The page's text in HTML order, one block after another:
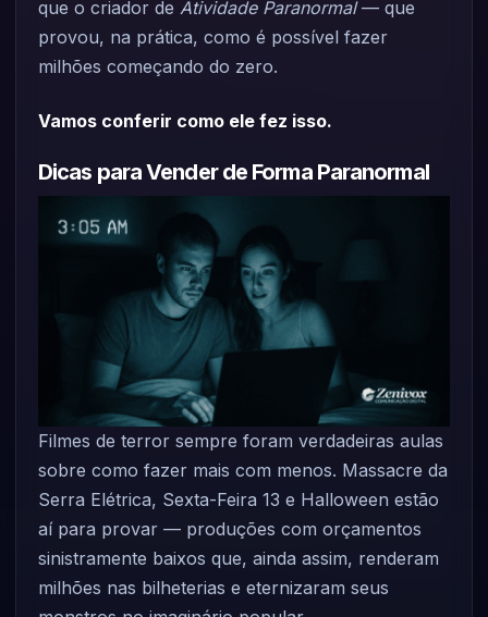
que o criador de Atividade Paranormal— que
provou, na prática, como é possível fazer
milhões começando do zero.
Vamos conferir como ele fez isso.
Dicas para Vender de Forma Paranormal
Filmes de terror sempre foram verdadeiras aulas
sobre como fazer mais com menos. Massacre da
Serra Elétrica, Sexta-Feira 13 e Halloween estão
aí para provar — produções com orçamentos
sinistramente baixos que, ainda assim, renderam
milhões nas bilheterias e eternizaram seus